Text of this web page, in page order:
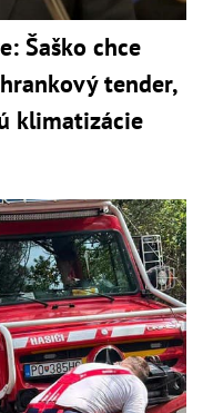
Šaško chce
tender,
klimatizácie